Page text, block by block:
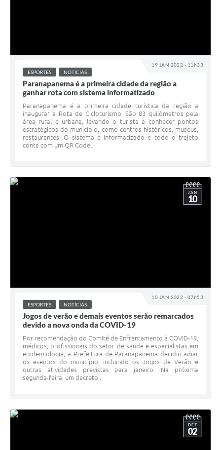
19 JAN 2022 - 11h33
ESPORTES NOTÍCIAS
Paranapanema é a primeira cidade da região a
ganhar rota com sistema informatizado
Paranapanema é a primeira cidade turística da região a
inaugurar a Rota de Cicloturismo. São 83 quilômetros pela
área rural e urbana, levando o turista a conhecer pontos
estratégicos do município, como centros históricos, museus,
restaurantes. O sistema é informatizado e todo o trajeto
conta com um QR Code...
10 JAN 2022 - 07h53
JAN
10
ESPORTES NOTÍCIAS
Jogos de verão e demais eventos serão remarcados
devido a nova onda da COVID-19
Por recomendação do Comitê de Enfrentamento à COVID-19,
médicos, profissionais do setor de saúde e especialistas em
epidemiologia, a Prefeitura de Paranapanema decidiu adiar
os eventos do município, incluindo os Jogos de Verão e
outras atividades previstas para janeiro. Na próxima
segunda-feira, um decreto...
DEZ
02